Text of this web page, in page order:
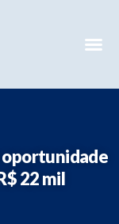
oportunidade
22 mil